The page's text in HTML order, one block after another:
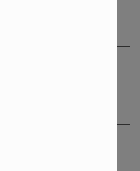
и заболяване,
Дали?
на една по -
да бъде